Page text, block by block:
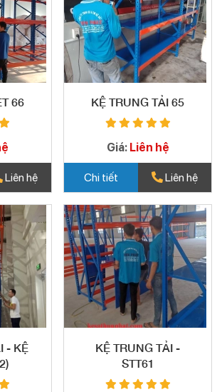
66
Liên hệ
KỆ TRUNG TẢI 65
Giá: Liên hệ
Chi tiết Liên hệ
- KỆ
KỆ TRUNG TẢI -
STT61